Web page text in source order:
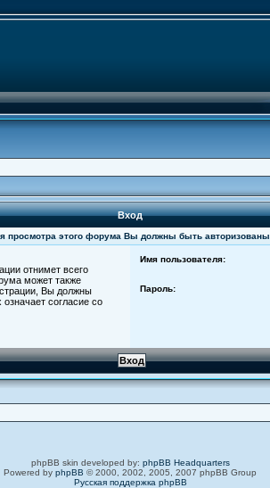
Вход
просмотра этого форума Вы должны быть авторизованы.
отнимет всего
может также
Вы должны
согласие со
Имя пользователя:
Пароль:
phpBB skin developed by: phpBB Headquarters
Powered by phpBB © 2000, 2002, 2005, 2007 phpBB Group
Русская поддержка phpBB